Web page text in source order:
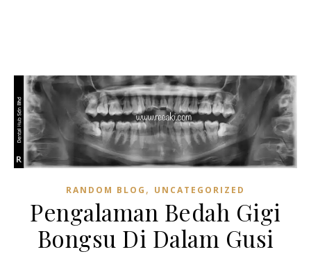
RANDOM BLOG , UNCATEGORIZED
Pengalaman Bedah Gigi
Bongsu Di Dalam Gusi